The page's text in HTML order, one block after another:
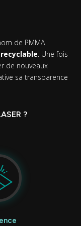
de PMMA
recyclable. Une fois
de nouveaux
sa transparence
?